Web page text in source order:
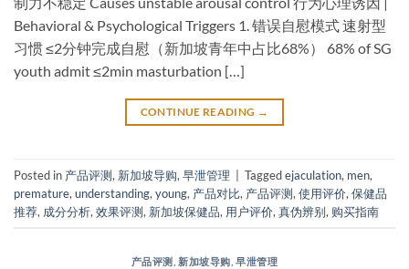
Behavioral & Psychological Triggers​ ​1. 错误自慰模式​ ​速射型
习惯​ ≤2分钟完成自慰（新加坡青年中占比68%） 68% of SG
youth admit ≤2min masturbation […]
CONTINUE READING →
Posted in 产品评测, 新加坡导购, 早泄管理 Taggedejaculation, men,
premature, understanding, young, 产品对比, 产品评测, 使用评价, 保健品
推荐, 成分分析, 效果评测, 新加坡保健品, 用户评价, 真伪辨别, 购买指南
产品评测 ,新加坡导购 ,早泄管理